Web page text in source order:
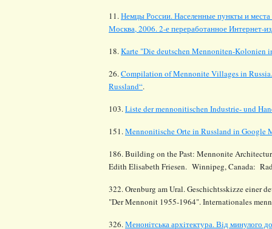
11.Немцы России. Населенные пункты и
Москва, 2006. 2-е переработанное Интернет-
18.Karte "Die deutschen Mennoniten-Kolonien
26.Compilation of Mennonite Villages in
Russland“.
103.Liste der mennonitischen Industrie- und
151.Mennonitische Orte in Russland in Google
186. Building on the Past: Mennonite
Edith Elisabeth Friesen. Winnipeg, Canada:
322. Orenburg am Ural. Geschichtsskizze einer
"Der Mennonit 1955-1964". Internationales
326.Менонiтська архiтектура. Вiд минулого